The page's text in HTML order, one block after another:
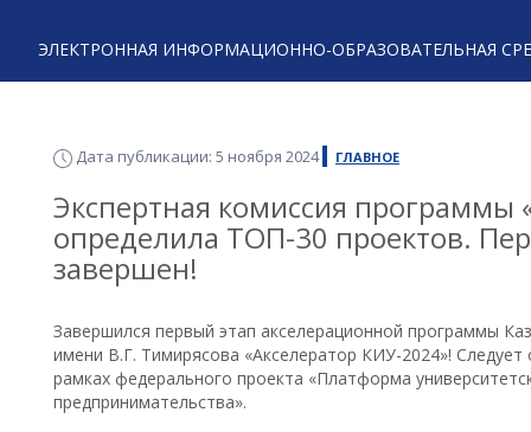
ЭЛЕКТРОННАЯ ИНФОРМАЦИОННО-ОБРАЗОВАТЕЛЬНАЯ
Дата публикации: 5 ноября 2024 ГЛАВНОЕ
Экспертная комиссия программы
определила ТОП-30 проектов.
завершен!
Завершился первый этап акселерационной программы
имени В.Г. Тимирясова «Акселератор КИУ-2024»!
рамках федерального проекта «Платформа
предпринимательства».